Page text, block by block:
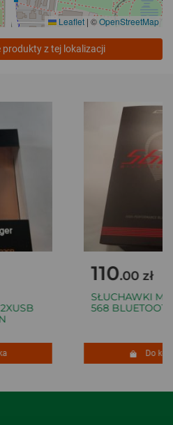
Leaflet | ©OpenStreetMap
z tej lokalizacji
110.00 zł
SŁUCHAWKI
568 BLUETOOTH
Do